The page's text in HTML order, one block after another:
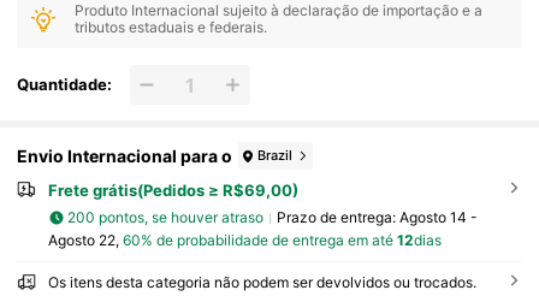
Produto Internacional sujeito à declaração de importação e a
tributos estaduais e federais.
Quantidade:
Envio Internacional para o Brazil
Frete grátis(Pedidos ≥ R$69,00)
200 pontos, se houver atraso Prazo de entrega: Agosto 14 -
Agosto 22, 60% de probabilidade de entrega em até 12dias
Os itens desta categoria não podem ser devolvidos ou trocados.